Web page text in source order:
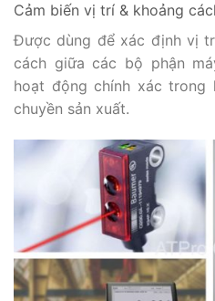
Cảm biến vị trí & khoảng
Được dùng để xác định vị
cách giữa các bộ phận
hoạt động chính xác
chuyền sản xuất.